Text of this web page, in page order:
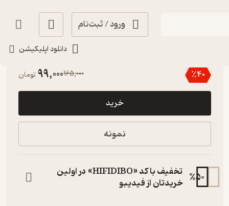
ورود / ثبت‌نام
دانلود اپلیکیشن
٪40
165,000
99,000تومان
خرید
نمونه
%50
تخفیف با کد «HIFIDIBO» در اولین
خریدتان از فیدیبو